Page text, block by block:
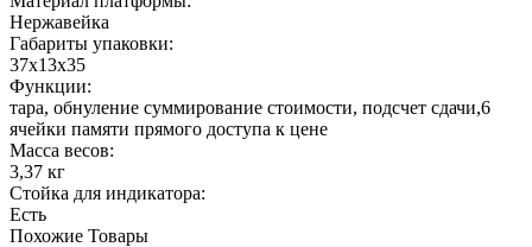
Нержавейка
Габариты упаковки:
37x13x35
Функции:
тара, обнуление суммирование стоимости, подсчет сдачи,6
ячейки памяти прямого доступа к цене
Масса весов:
3,37 кг
Стойка для индикатора:
Есть
Похожие Товары